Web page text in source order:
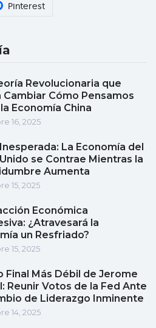
Pinterest
Revolucionaria que
Cambiar Cómo Pensamos
Economía China
16, 2025
La Economía del
se Contrae Mientras la
Aumenta
15, 2025
Económica
¿Atravesará la
un Resfriado?
15, 2025
Final Más Débil de Jerome
Reunir Votos de la Fed Ante
de Liderazgo Inminente
14, 2025